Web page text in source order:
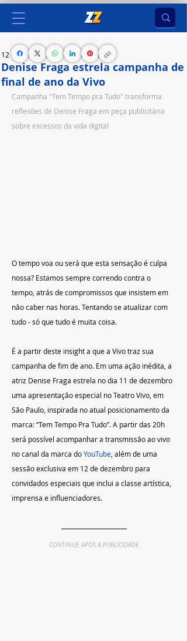
Denise Fraga estrela campanha de
final de ano da Vivo
12 de dez. de 2023 2 min de leitura
Campanha "Tem Tempo pra Tudo" transforma
reflexões de Denise Fraga em peça publicitária
sobre excessos da vida digital
O tempo voa ou será que esta sensação é culpa
nossa? Estamos sempre correndo contra o
tempo, atrás de compromissos que insistem em
não caber nas horas. Tentando se atualizar com
tudo - só que tudo é muita coisa.
É a partir deste insight a que a Vivo traz sua
campanha de fim de ano. Em uma ação inédita, a
atriz Denise Fraga estrela no dia 11 de dezembro
uma apresentação especial no Teatro Vivo, em
São Paulo, inspirada no atual posicionamento da
marca: “Tem Tempo Pra Tudo”. A partir das 20h
será possível acompanhar a transmissão ao vivo
no canal da marca do YouTube , além de uma
sessão exclusiva em 12 de dezembro para
convidados especiais que inclui a classe artística,
imprensa e influenciadores.
CONTINUE APÓS A PUBLICIDADE